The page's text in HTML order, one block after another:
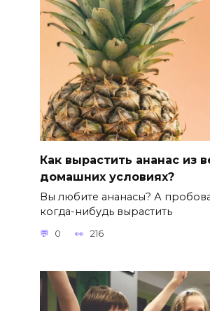
Как вырастить ананас из
домашних условиях?
Вы любите ананасы? А
когда-нибудь вырастить
0 216